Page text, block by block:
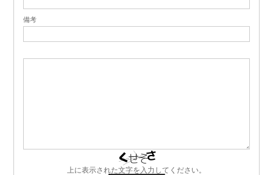
備考
上に表示された文字を入力してください。